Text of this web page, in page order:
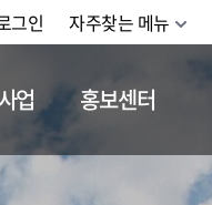
그인 자주찾는 메뉴
업 홍보센터